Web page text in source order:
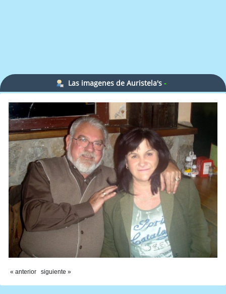
Las imagenes de Auristela's-
« anterior siguiente »